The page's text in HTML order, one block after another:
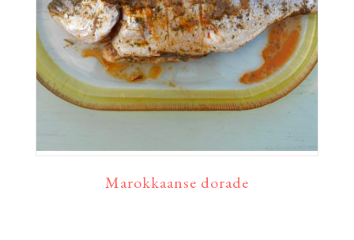
Marokkaanse dorade